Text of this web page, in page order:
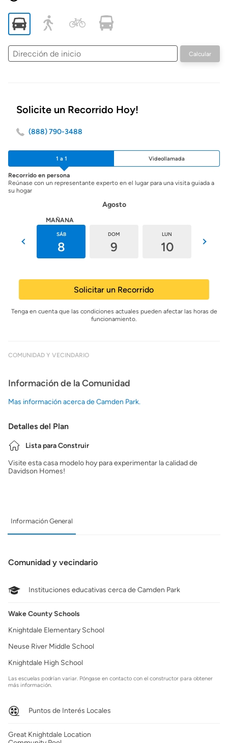
Dirección
de
Calcular
Solicite un Recorrido Hoy!
(888) 790-3488
1 a 1 Videollamada
Recorrido en persona
Reúnase con un representante experto en el lugar para una visita guiada a
su hogar
Agosto
MAÑANA
SÁB
8
DOM
9
LUN
10
Solicitar un Recorrido
Tenga en cuenta que las condiciones actuales pueden afectar las horas de
funcionamiento.
COMUNIDAD Y VECINDARIO
Información de la Comunidad
Mas información acerca de Camden Park.
Detalles del Plan
Lista para Construir
Visite esta casa modelo hoy para experimentar la calidad de
Davidson Homes!
Información General
Comunidad y vecindario
Instituciones educativas cerca de Camden Park
Wake County Schools
Knightdale Elementary School
Neuse River Middle School
Knightdale High School
Las escuelas podrían variar. Póngase en contacto con el constructor para obtener
más información.
Puntos de Interés Locales
Great Knightdale Location